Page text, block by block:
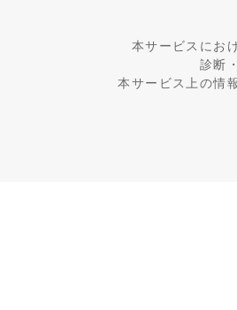
本サービスにお
診断
本サービス上の情